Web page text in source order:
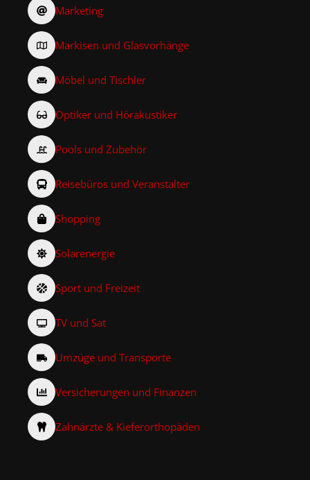
Marketing
Markisen und Glasvorhänge
Möbel und Tischler
Optiker und Hörakustiker
Pools und Zubehör
Reisebüros und Veranstalter
Shopping
Solarenergie
Sport und Freizeit
TV und Sat
Umzüge und Transporte
Versicherungen und Finanzen
Zahnärzte & Kieferorthopäden